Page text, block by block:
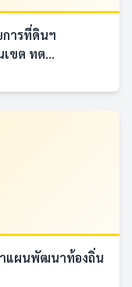
ารที่ดินฯ
ขต ทต...
แผนพัฒนาท้องถิ่น